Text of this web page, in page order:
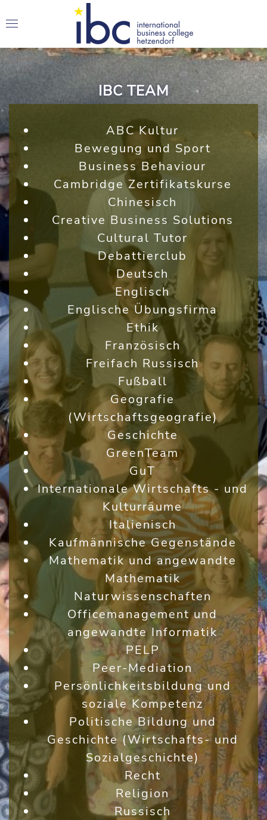
IBC TEAM
ABC Kultur
Bewegung und Sport
Business Behaviour
Cambridge Zertifikatskurse
Chinesisch
Creative Business Solutions
Cultural Tutor
Debattierclub
Deutsch
Englisch
Englische Übungsfirma
Ethik
Französisch
Freifach Russisch
Fußball
Geografie
(Wirtschaftsgeografie)
Geschichte
GreenTeam
GuT
Internationale Wirtschafts - und
Kulturräume
Italienisch
Kaufmännische Gegenstände
Mathematik und angewandte
Mathematik
Naturwissenschaften
Officemanagement und
angewandte Informatik
PELP
Peer-Mediation
Persönlichkeitsbildung und
soziale Kompetenz
Politische Bildung und
Geschichte (Wirtschafts- und
Sozialgeschichte)
Recht
Religion
Russisch